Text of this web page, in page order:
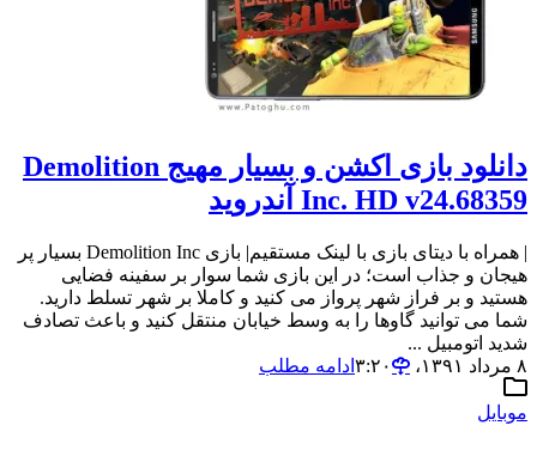
دانلود بازی اکشن و بسیار مهیج Demolition
Inc. HD v24.68359 آندروید
| همراه با دیتای بازی با لینک مستقیم| بازی Demolition Inc بسیار پر
هیجان و جذاب است؛ در این بازی شما سوار بر سفینه فضایی
هستید و بر فراز شهر پرواز می کنید و کاملا بر شهر تسلط دارید.
شما می توانید گاوها را به وسط خیابان منتقل کنید و باعث تصادف
شدید اتومبیل ...
۸ مرداد ۱۳۹۱،‏ ۳:۲۰
ادامه مطلب
موبایل